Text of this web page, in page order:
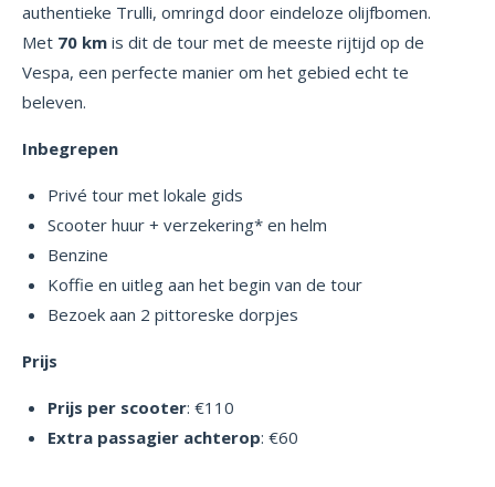
authentieke Trulli, omringd door eindeloze olijfbomen.
Met 70 km is dit de tour met de meeste rijtijd op de
Vespa, een perfecte manier om het gebied echt te
beleven.
Inbegrepen
Privé tour met lokale gids
Scooter huur + verzekering* en helm
Benzine
Koffie en uitleg aan het begin van de tour
Bezoek aan 2 pittoreske dorpjes
Prijs
Prijs per scooter: €110
Extra passagier achterop: €60